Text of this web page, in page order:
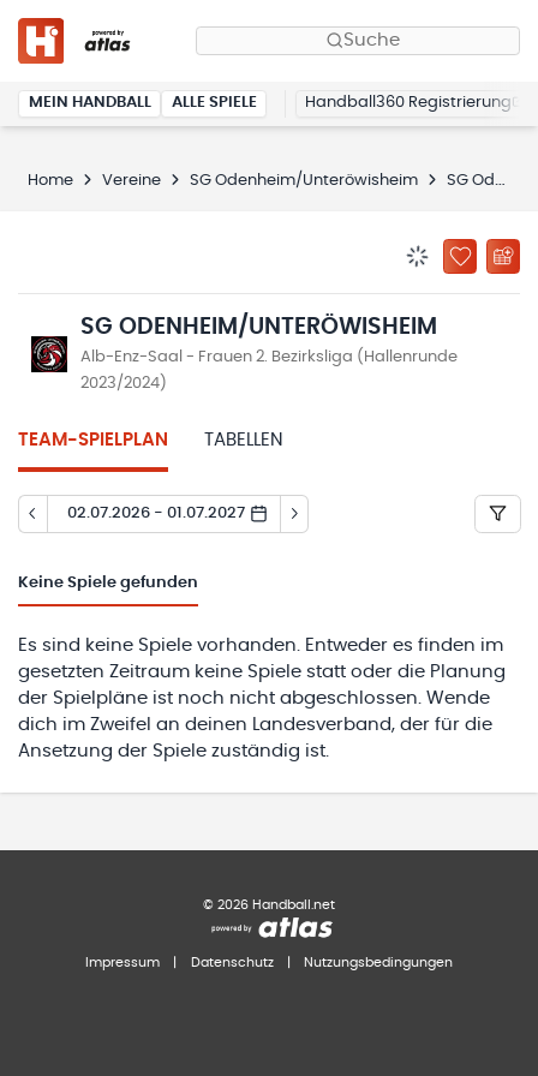
Suche
MEIN HANDBALL ALLE SPIELE Handball360 Registrierung
Home Vereine SG Odenheim/Unteröwisheim SG Odenheim/Unteröwisheim
ZU
SG ODENHEIM/UNTERÖWISHEIM
Alb-Enz-Saal - Frauen 2. Bezirksliga (Hallenrunde
2023/2024)
TEAM-SPIELPLAN TABELLEN
02.07.2026 - 01.07.2027
Keine Spiele gefunden
Es sind keine Spiele vorhanden. Entweder es finden im
gesetzten Zeitraum keine Spiele statt oder die Planung
der Spielpläne ist noch nicht abgeschlossen. Wende
dich im Zweifel an deinen Landesverband, der für die
Ansetzung der Spiele zuständig ist.
© 2026 Handball.net
Impressum Datenschutz Nutzungsbedingungen